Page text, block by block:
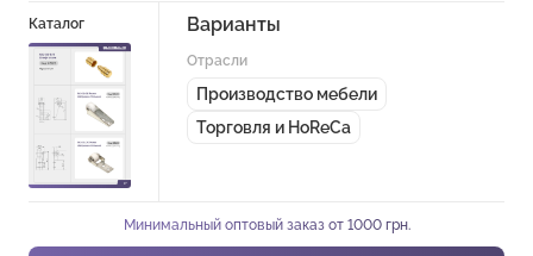
Каталог Варианты
Отрасли
Производство мебели
Торговля и HoReCa
Минимальный оптовый заказ от 1000 грн.